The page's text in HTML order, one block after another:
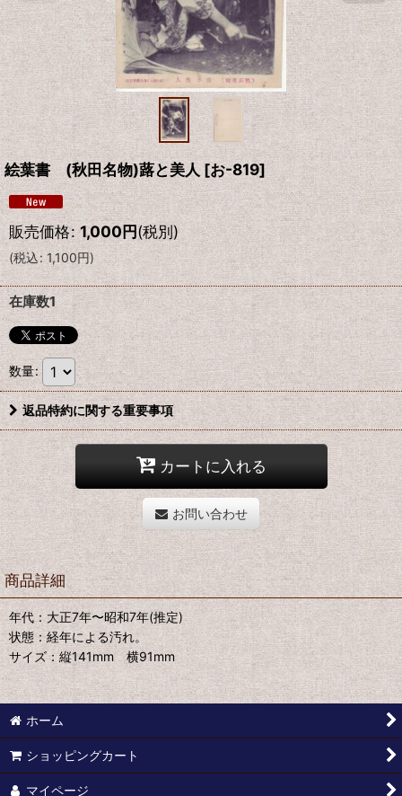
絵葉書 (秋田名物)蕗と美人 [お-819]
販売価格: 1,000円(税別)
(税込: 1,100円)
在庫数1
数量:
返品特約に関する重要事項
カートに入れる
お問い合わせ
商品詳細
年代：大正7年〜昭和7年(推定)
状態：経年による汚れ。
サイズ：縦141mm 横91mm
ホーム
ショッピングカート
マイページ